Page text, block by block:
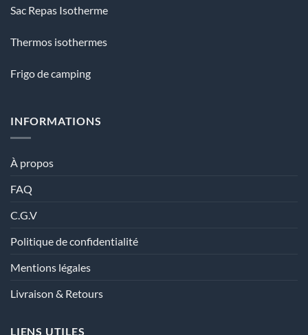
Sac Repas Isotherme
Thermos isothermes
Frigo de camping
INFORMATIONS
À propos
FAQ
C.G.V
Politique de confidentialité
Mentions légales
Livraison & Retours
LIENS UTILES